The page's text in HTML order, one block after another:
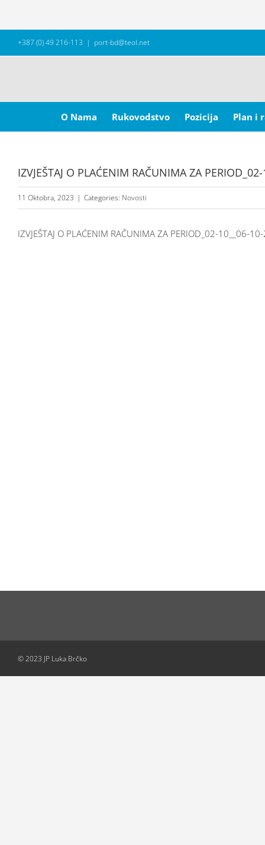
+387 (0) 49 216-113 | port-bd@teol.net
for:
O Nama
Rukovodstvo Pozicija Plan i
IZVJEŠTAJ O PLAĆENIM RAČUNIMA ZA
11 Oktobra, 2023 | Categories: Novosti
IZVJEŠTAJ O PLAĆENIM RAČUNIMA ZA PERIOD_02-10__06-
© 2023 JP Luka Brčko